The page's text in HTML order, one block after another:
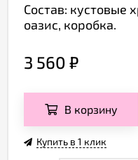
Состав: кустовые
оазис, коробка.
3 560 ₽
В корзину
Купить в 1 клик